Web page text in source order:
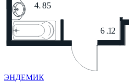
ЭНДЕМИК